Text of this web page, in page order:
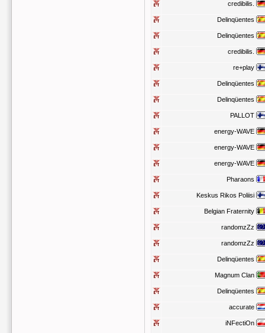
credibilis.
Delinqüentes
Delinqüentes
credibilis.
re+play
Delinqüentes
Delinqüentes
PALLOT
energy-WAVE
energy-WAVE
energy-WAVE
Pharaons
Keskus Rikos Poliisi
Belgian Fraternity
randomzZz
randomzZz
Delinqüentes
Magnum Clan
Delinqüentes
accurate
iNFectiOn